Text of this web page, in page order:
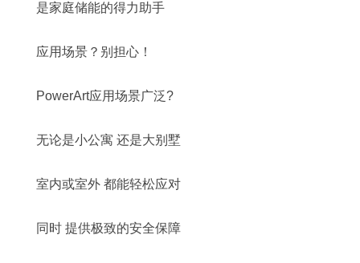
是家庭储能的得力助手
应用场景？别担心！
PowerArt应用场景广泛?
无论是小公寓 还是大别墅
室内或室外 都能轻松应对
同时 提供极致的安全保障